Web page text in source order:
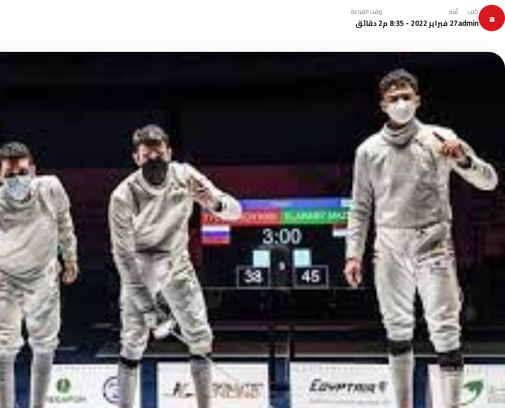
a كتب
admin
نُشر
27 فبراير 2022 - 8:35 م
وقت القراءة
2 دقائق